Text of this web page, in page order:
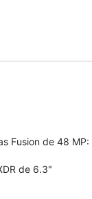
Fusion de 48
de 6.3"